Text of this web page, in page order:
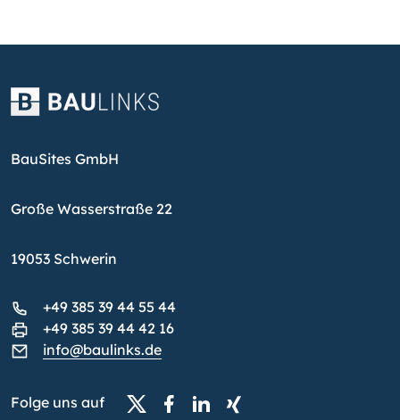
BauSites GmbH
Große Wasserstraße 22
19053 Schwerin
+49 385 39 44 55 44
+49 385 39 44 42 16
info@baulinks.de
Folge uns auf